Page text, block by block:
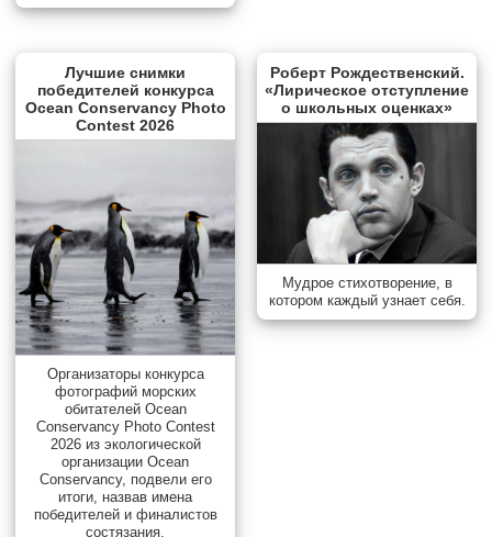
Лучшие снимки
победителей конкурса
Ocean Conservancy Photo
Contest 2026
Организаторы конкурса
фотографий морских
обитателей Ocean
Conservancy Photo Contest
2026 из экологической
организации Ocean
Conservancy, подвели его
итоги, назвав имена
победителей и финалистов
состязания.
Роберт Рождественский.
«Лирическое отступление
о школьных оценках»
Мудрое стихотворение, в
котором каждый узнает себя.